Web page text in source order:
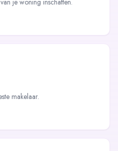
je woning inschatten.
makelaar.